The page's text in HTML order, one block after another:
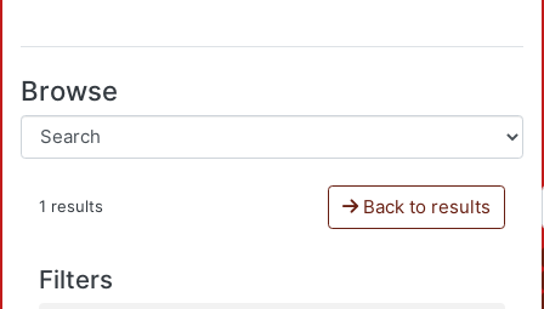
Browse
1 results Back to results
Filters